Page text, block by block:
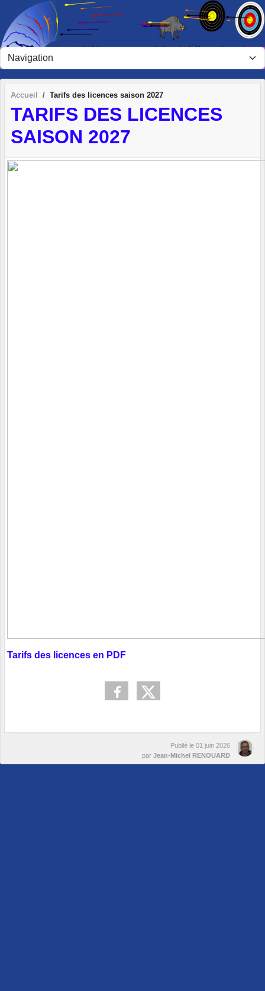
Accueil Tarifs des licences saison 2027
TARIFS DES LICENCES
SAISON 2027
Tarifs des licences en PDF
Publié le 01 juin 2026
par Jean-Michel RENOUARD
Panneau de gestion des cookies